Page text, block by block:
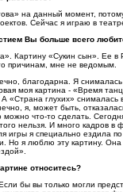
на данный момент,
Сейчас я играю в
Вы больше всего
Картину «Сукин сын». Ее в
причинам, мне не ведомым.
благодарна. Я
моя картина - «Время
глухих» снималась
я, может быть,
можно что-то сделать.
нельзя. И много кадров
игры я специально ездила
Но я люблю эту картину. Она
относитесь?
бы вы только могли